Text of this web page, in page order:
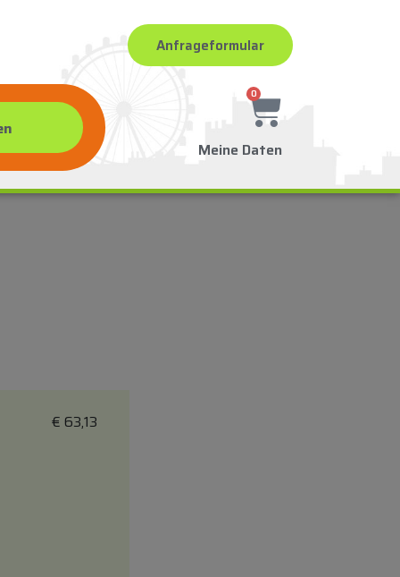
Anfrageformular
0
Meine Daten
€ 63,13